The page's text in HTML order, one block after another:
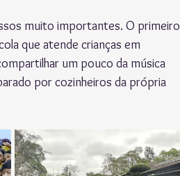
muito importantes. O primeiro
que atende crianças em
um pouco da música
por cozinheiros da própria